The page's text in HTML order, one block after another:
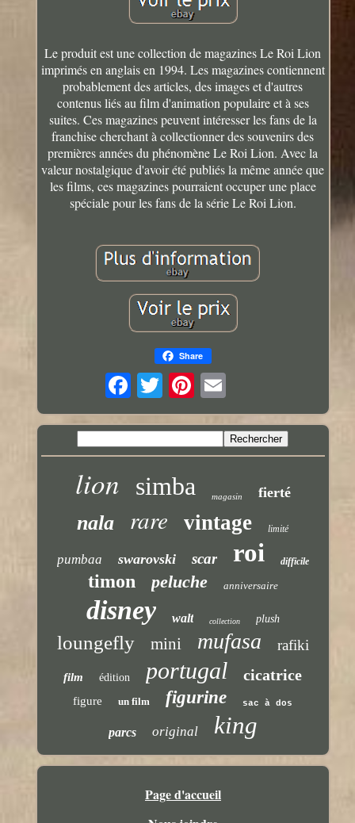
Le produit est une collection de magazines Le Roi Lion
imprimés en anglais en 1994. Les magazines contiennent
probablement des articles, des images et d'autres
contenus liés au film d'animation populaire et à ses
suites. Ces magazines peuvent intéresser les fans de la
franchise cherchant à collectionner des souvenirs des
premières années du phénomène Le Roi Lion. Avec la
valeur nostalgique d'avoir été publiés la même année que
les films, ces magazines pourraient occuper une place
spéciale pour les fans de la série Le Roi Lion.
Share
lion simba magasin fierté
nala rare vintage limité
pumbaa swarovski scar roi difficile
timon peluche anniversaire
disney walt collection plush
loungefly mini mufasa rafiki
film édition portugal cicatrice
figure un film figurine sac à dos
parcs original king
Page d'accueil